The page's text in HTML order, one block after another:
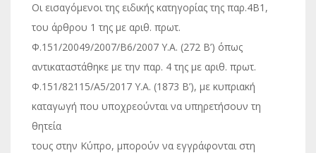
Οι εισαγόμενοι της ειδικής κατηγορίας της παρ.4Β1,
του άρθρου 1 της με αριθ. πρωτ.
Φ.151/20049/2007/Β6/2007 Υ.Α. (272 Β’) όπως
αντικαταστάθηκε με την παρ. 4 της με αριθ. πρωτ.
Φ.151/82115/A5/2017 Υ.Α. (1873 Β’), με κυπριακή
καταγωγή που υποχρεούνται να υπηρετήσουν τη
θητεία
τους στην Κύπρο, μπορούν να εγγράφονται στη